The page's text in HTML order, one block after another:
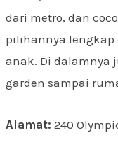
dari metro, dan
pilihannya lengkap
anak. Di dalamnya
garden sampai
Alamat: 240